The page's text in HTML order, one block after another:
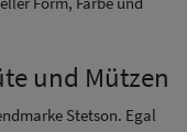
und Mützen
Stetson. Egal